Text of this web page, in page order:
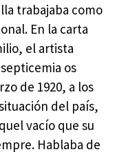
trabajaba como
En la carta
el artista
os
de 1920, a los
del país,
vacío que su
Hablaba de